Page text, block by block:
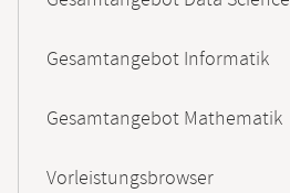
Gesamtangebot Informatik
Gesamtangebot Mathematik
Vorleistungsbrowser